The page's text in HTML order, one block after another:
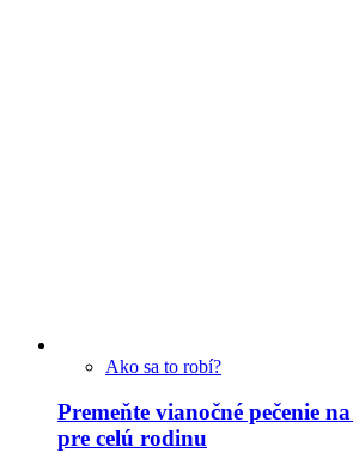
Ako sa to robí?
Premeňte vianočné pečenie
pre celú rodinu